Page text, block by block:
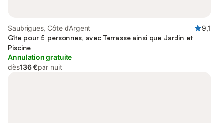
Saubrigues, Côte d’Argent
9,1
Gîte pour 5 personnes, avec Terrasse ainsi que Jardin et
Piscine
Annulation gratuite
dès136 €par nuit